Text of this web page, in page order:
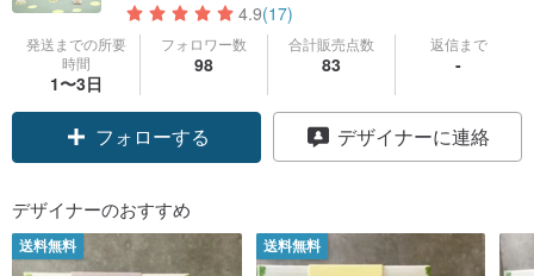
4.9(17)
発送までの所要
時間
1〜3日
フォロワー数
98
合計販売点数
83
返信まで
-
フォローする デザイナーに連絡
デザイナーのおすすめ
送料無料 送料無料